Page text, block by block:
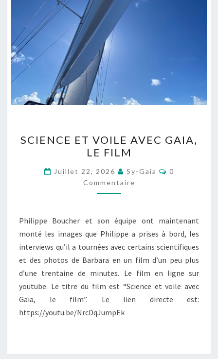
ET
VOILE
AVEC
GAIA,
LE
SCIENCE ET VOILE AVEC GAIA,
LE FILM
Juillet 22, 2026 Sy-Gaia
0
Commentaire
Philippe Boucher et son équipe ont maintenant
monté les images que Philippe a prises à bord, les
interviews qu’il a tournées avec certains scientifiques
et des photos de Barbara en un film d’un peu plus
d’une trentaine de minutes. Le film en ligne sur
youtube. Le titre du film est “Science et voile avec
Gaia, le film”. Le lien directe est:
https://youtu.be/NrcDqJumpEk